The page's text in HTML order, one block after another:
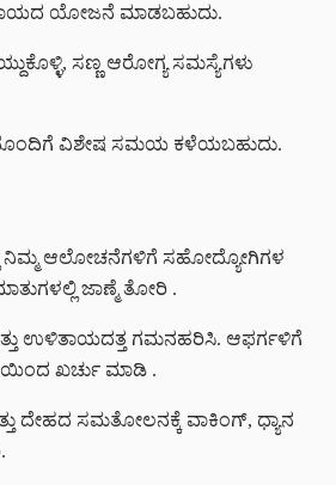
ಯೋಜನೆ ಮಾಡಬಹುದು.
ಸಣ್ಣ ಆರೋಗ್ಯ ಸಮಸ್ಯೆಗಳು
ವಿಶೇಷ ಸಮಯ ಕಳೆಯಬಹುದು.
ನಿಮ್ಮ ಆಲೋಚನೆಗಳಿಗೆ ಸಹೋದ್ಯೋಗಿಗಳ
ಜಾಣ್ಮೆ ತೋರಿ .
ಉಳಿತಾಯದತ್ತ ಗಮನಹರಿಸಿ. ಆಫರ್ಗಳಿಗೆ
ಖರ್ಚು ಮಾಡಿ .
ದೇಹದ ಸಮತೋಲನಕ್ಕೆ ವಾಕಿಂಗ್, ಧ್ಯಾನ